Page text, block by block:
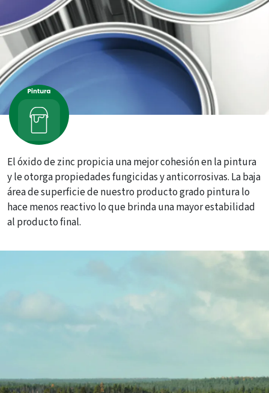
El óxido de zinc propicia una mejor cohesión en la pintura
y le otorga propiedades fungicidas y anticorrosivas. La baja
área de superficie de nuestro producto grado pintura lo
hace menos reactivo lo que brinda una mayor estabilidad
al producto final.